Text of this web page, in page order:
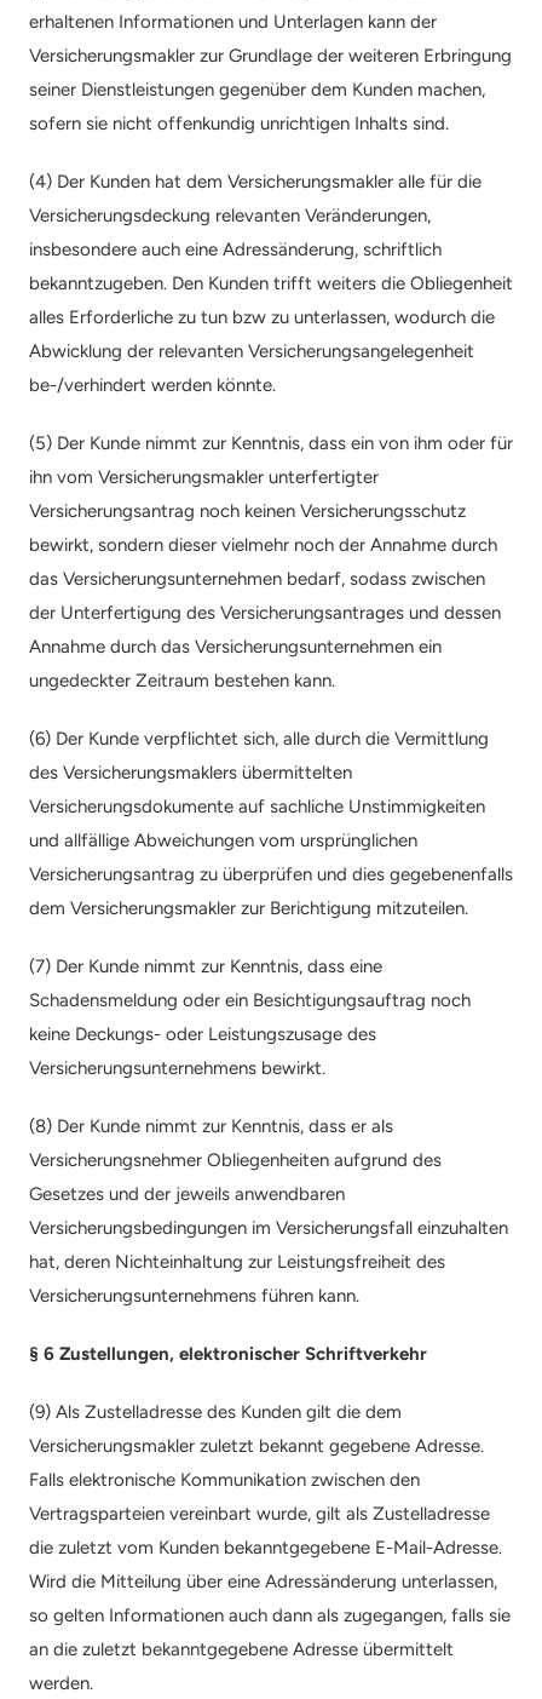
erhaltenen Informationen und Unterlagen kann der
Versicherungsmakler zur Grundlage der weiteren Erbringung
seiner Dienstleistungen gegenüber dem Kunden machen,
sofern sie nicht offenkundig unrichtigen Inhalts sind.
(4) Der Kunden hat dem Versicherungsmakler alle für die
Versicherungsdeckung relevanten Veränderungen,
insbesondere auch eine Adressänderung, schriftlich
bekanntzugeben. Den Kunden trifft weiters die Obliegenheit
alles Erforderliche zu tun bzw zu unterlassen, wodurch die
Abwicklung der relevanten Versicherungsangelegenheit
be-/verhindert werden könnte.
(5) Der Kunde nimmt zur Kenntnis, dass ein von ihm oder für
ihn vom Versicherungsmakler unterfertigter
Versicherungsantrag noch keinen Versicherungsschutz
bewirkt, sondern dieser vielmehr noch der Annahme durch
das Versicherungsunternehmen bedarf, sodass zwischen
der Unterfertigung des Versicherungsantrages und dessen
Annahme durch das Versicherungsunternehmen ein
ungedeckter Zeitraum bestehen kann.
(6) Der Kunde verpflichtet sich, alle durch die Vermittlung
des Versicherungsmaklers übermittelten
Versicherungsdokumente auf sachliche Unstimmigkeiten
und allfällige Abweichungen vom ursprünglichen
Versicherungsantrag zu überprüfen und dies gegebenenfalls
dem Versicherungsmakler zur Berichtigung mitzuteilen.
(7) Der Kunde nimmt zur Kenntnis, dass eine
Schadensmeldung oder ein Besichtigungsauftrag noch
keine Deckungs- oder Leistungszusage des
Versicherungsunternehmens bewirkt.
(8) Der Kunde nimmt zur Kenntnis, dass er als
Versicherungsnehmer Obliegenheiten aufgrund des
Gesetzes und der jeweils anwendbaren
Versicherungsbedingungen im Versicherungsfall einzuhalten
hat, deren Nichteinhaltung zur Leistungsfreiheit des
Versicherungsunternehmens führen kann.
§ 6 Zustellungen, elektronischer Schriftverkehr
(9) Als Zustelladresse des Kunden gilt die dem
Versicherungsmakler zuletzt bekannt gegebene Adresse.
Falls elektronische Kommunikation zwischen den
Vertragsparteien vereinbart wurde, gilt als Zustelladresse
die zuletzt vom Kunden bekanntgegebene E-Mail-Adresse.
Wird die Mitteilung über eine Adressänderung unterlassen,
so gelten Informationen auch dann als zugegangen, falls sie
an die zuletzt bekanntgegebene Adresse übermittelt
werden.